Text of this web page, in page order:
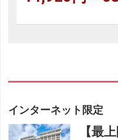
インターネット限定
【最